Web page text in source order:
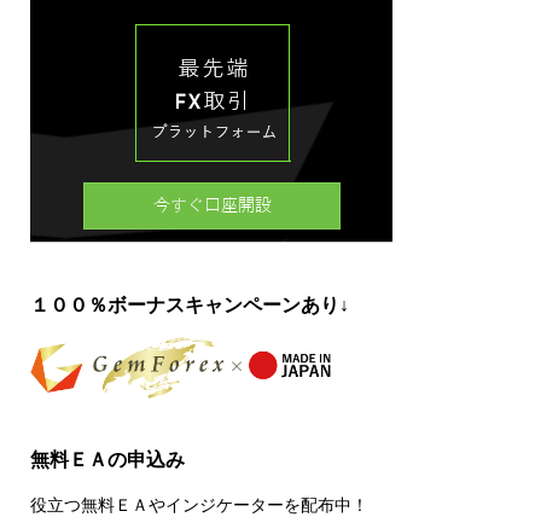
１００％ボーナスキャンペーンあり↓
無料ＥＡの申込み
役立つ無料ＥＡやインジケーターを配布中！